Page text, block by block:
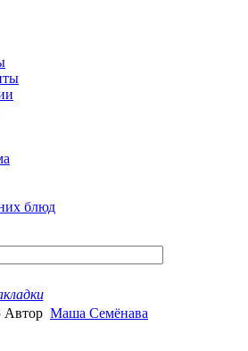
блюд
Автор Маша Семёнава